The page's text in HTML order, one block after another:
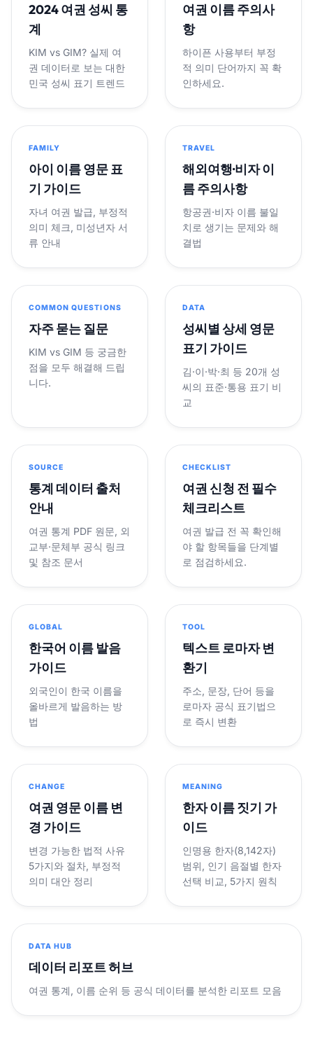
2024 여권 성씨 통
계
KIM vs GIM? 실제 여
권 데이터로 보는 대한
민국 성씨 표기 트렌드
여권 이름 주의사
항
하이픈 사용부터 부정
적 의미 단어까지 꼭 확
인하세요.
FAMILY
아이 이름 영문 표
기 가이드
자녀 여권 발급, 부정적
의미 체크, 미성년자 서
류 안내
TRAVEL
해외여행·비자 이
름 주의사항
항공권·비자 이름 불일
치로 생기는 문제와 해
결법
COMMON QUESTIONS
자주 묻는 질문
KIM vs GIM 등 궁금한
점을 모두 해결해 드립
니다.
DATA
성씨별 상세 영문
표기 가이드
김·이·박·최 등 20개 성
씨의 표준·통용 표기 비
교
SOURCE
통계 데이터 출처
안내
여권 통계 PDF 원문, 외
교부·문체부 공식 링크
및 참조 문서
CHECKLIST
여권 신청 전 필수
체크리스트
여권 발급 전 꼭 확인해
야 할 항목들을 단계별
로 점검하세요.
GLOBAL
한국어 이름 발음
가이드
외국인이 한국 이름을
올바르게 발음하는 방
법
TOOL
텍스트 로마자 변
환기
주소, 문장, 단어 등을
로마자 공식 표기법으
로 즉시 변환
CHANGE
여권 영문 이름 변
경 가이드
변경 가능한 법적 사유
5가지와 절차, 부정적
의미 대안 정리
MEANING
한자 이름 짓기 가
이드
인명용 한자(8,142자)
범위, 인기 음절별 한자
선택 비교, 5가지 원칙
DATA HUB
데이터 리포트 허브
여권 통계, 이름 순위 등 공식 데이터를 분석한 리포트 모음